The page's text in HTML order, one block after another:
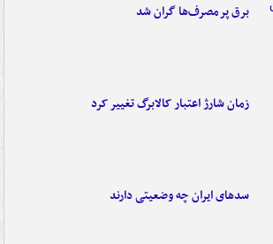
برق پرمصرف‌ها گران شد
زمان شارژ اعتبار کالابرگ تغییر کرد
سدهای ایران چه وضعیتی دارند